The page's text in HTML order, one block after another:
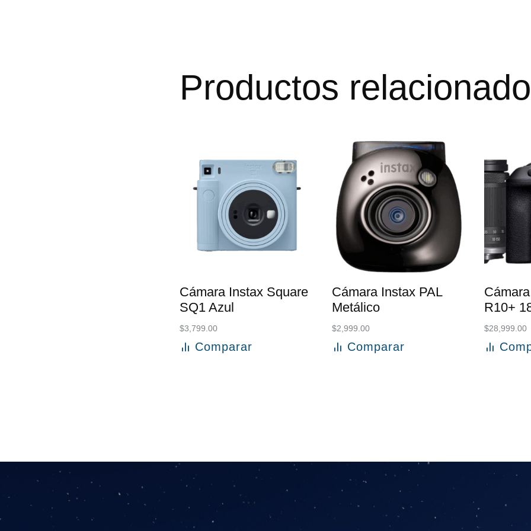
Productos
Cámara Instax Square
SQ1 Azul
$3,799.00
Añadir al carrito
Comparar
Cámara Instax PAL
Metálico
$2,999.00
Añadir al carrito
Comparar
R10+
$28,999.00
Añadir